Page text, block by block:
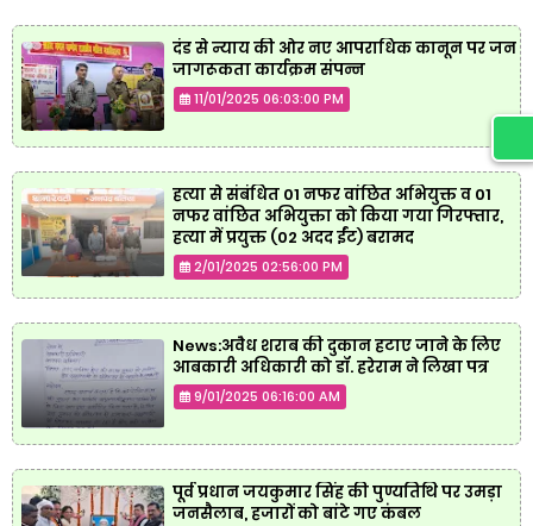
दंड से न्याय की ओर नए आपराधिक कानून पर जन
जागरूकता कार्यक्रम संपन्न
11/01/2025 06:03:00 PM
हत्या से संबंधित 01 नफर वांछित अभियुक्त व 01
नफर वांछित अभियुक्ता को किया गया गिरफ्तार,
हत्या में प्रयुक्त (02 अदद ईंट) बरामद
2/01/2025 02:56:00 PM
News:अवैध शराब की दुकान हटाए जाने के लिए
आबकारी अधिकारी को डॉ. हरेराम ने लिखा पत्र
9/01/2025 06:16:00 AM
पूर्व प्रधान जयकुमार सिंह की पुण्यतिथि पर उमड़ा
जनसैलाब, हजारों को बांटे गए कंबल